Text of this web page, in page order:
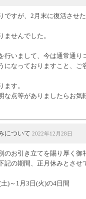
ですが、2月末に復活させ
ませんでした。
行いまして、今は通常通
になっておりますこと、ご
ます。
な点等がありましたらお気
について 2022年12月28日
のお引き立てを賜り厚く御
記の期間、正月休みとさせ
)～1月3日(火)の4日間